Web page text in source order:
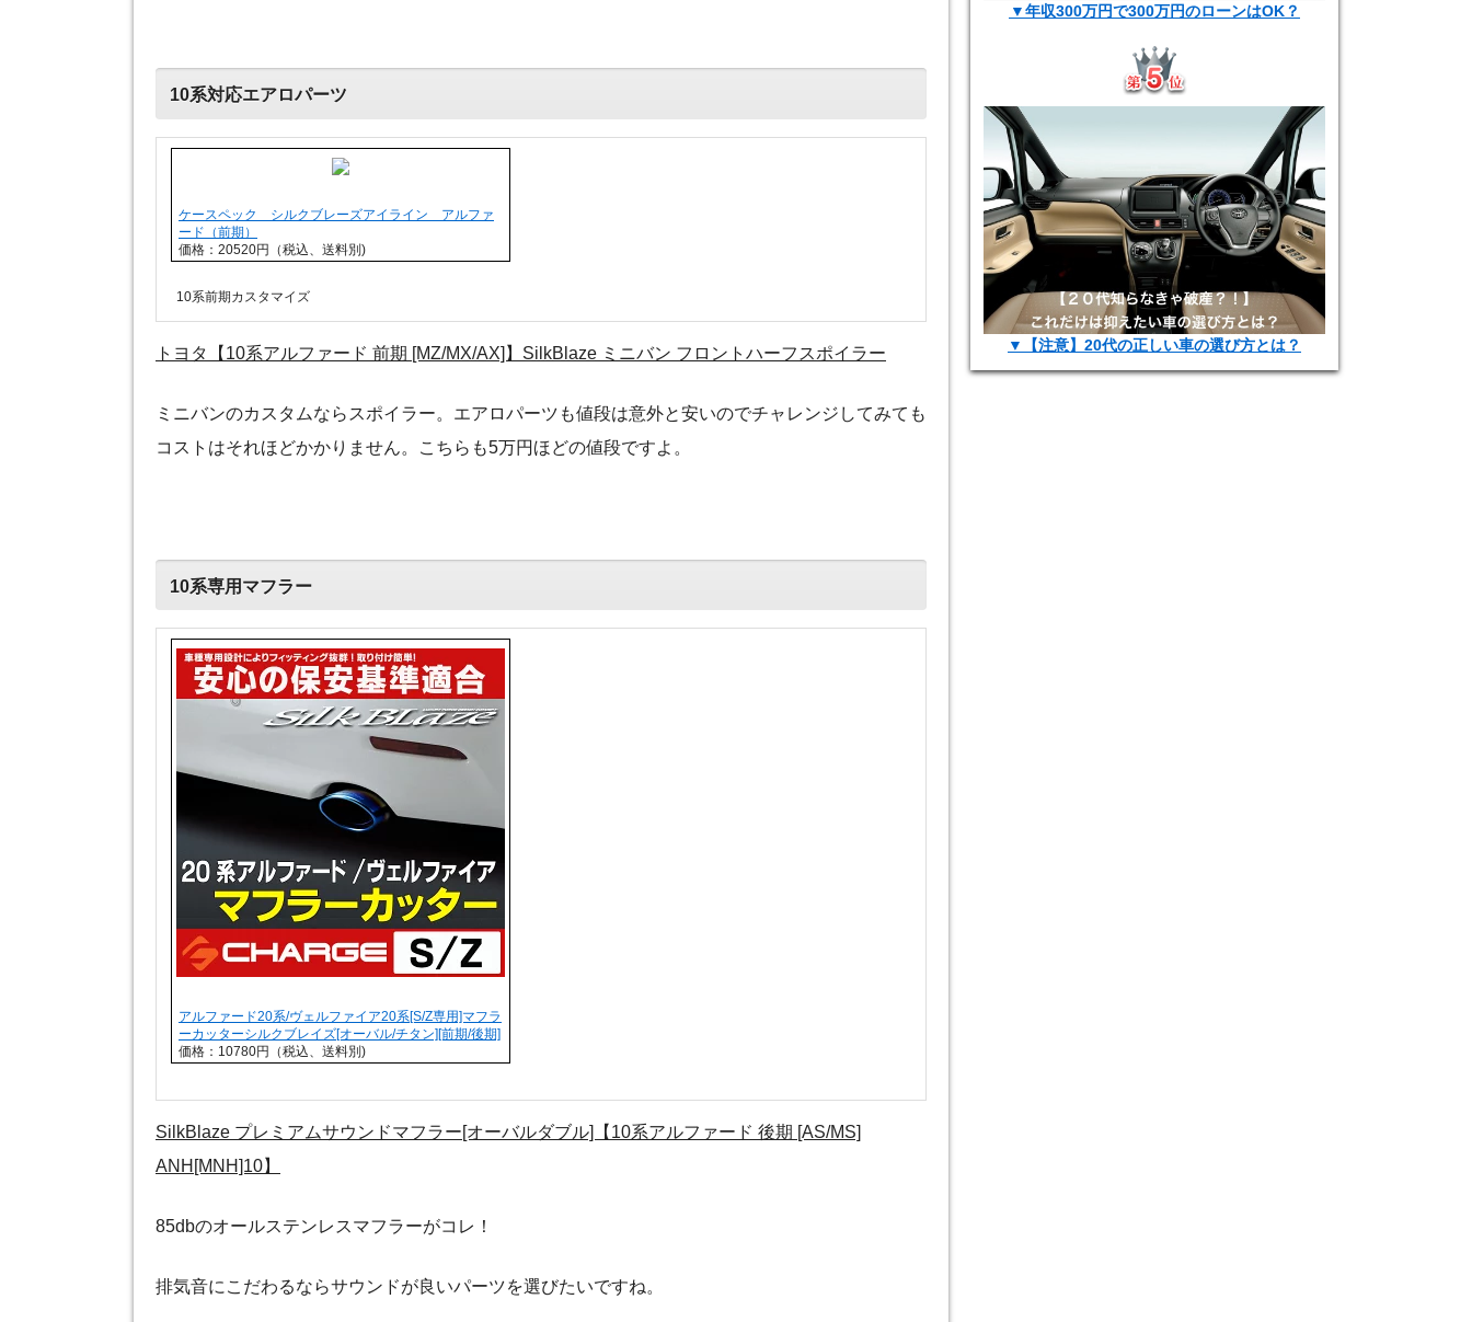
10系対応エアロパーツ
ケースペック シルクブレーズアイライン アルファ
ード（前期）
価格：20520円（税込、送料別)
10系前期カスタマイズ
トヨタ【10系アルファード 前期 [MZ/MX/AX]】SilkBlaze ミニバン フロントハーフスポイラー
ミニバンのカスタムならスポイラー。エアロパーツも値段は意外と安いのでチャレンジしてみても
コストはそれほどかかりません。こちらも5万円ほどの値段ですよ。
10系専用マフラー
アルファード20系/ヴェルファイア20系[S/Z専用]マフラ
ーカッターシルクブレイズ[オーバル/チタン][前期/後期]
価格：10780円（税込、送料別)
SilkBlaze プレミアムサウンドマフラー[オーバルダブル]【10系アルファード 後期 [AS/MS]
ANH[MNH]10】
85dbのオールステンレスマフラーがコレ！
排気音にこだわるならサウンドが良いパーツを選びたいですね。
▼年収300万円で300万円のローンはOK？
▼【注意】20代の正しい車の選び方とは？